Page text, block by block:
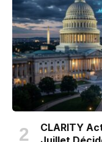
CLARITY